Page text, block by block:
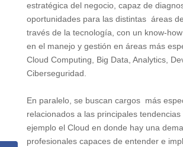
estratégica del negocio, capaz de
oportunidades para las distintas áreas
través de la tecnología, con un know-
en el manejo y gestión en áreas más
Cloud Computing, Big Data, Analytics,
Ciberseguridad.
En paralelo, se buscan cargos más
relacionados a las principales
ejemplo el Cloud en donde hay una
profesionales capaces de entender e